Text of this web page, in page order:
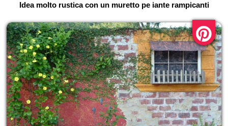
Idea molto rustica con un muretto pe iante rampicanti